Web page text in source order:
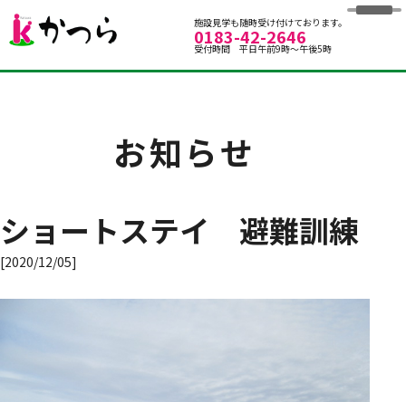
グループホームかつら
施設見学も随時受け付けております。
0183-42-2646
受付時間 平日午前9時～午後5時
お知らせ
ショートステイ 避難訓練
[2020/12/05]